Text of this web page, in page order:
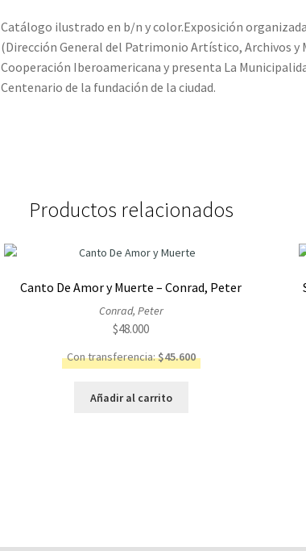
Alfonso
E.
/
Díaz
cantidad
Catálogo ilustrado en b/n y color.Exposición
(Dirección General del Patrimonio Artístico, Archivos y
Cooperación Iberoamericana y presenta La
Centenario de la fundación de la ciudad.
Productos relacionados
Canto De Amor y Muerte – Conrad, Peter
Conrad, Peter
$48.000
Con transferencia:$45.600
Añadir al carrito